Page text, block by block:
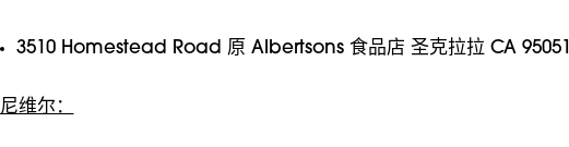
3510 Homestead Road 原 Albertsons 食品店 圣克拉拉 CA 95051
维尔：